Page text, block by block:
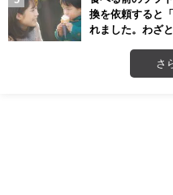
換を依頼すると
れました。わざ
さ